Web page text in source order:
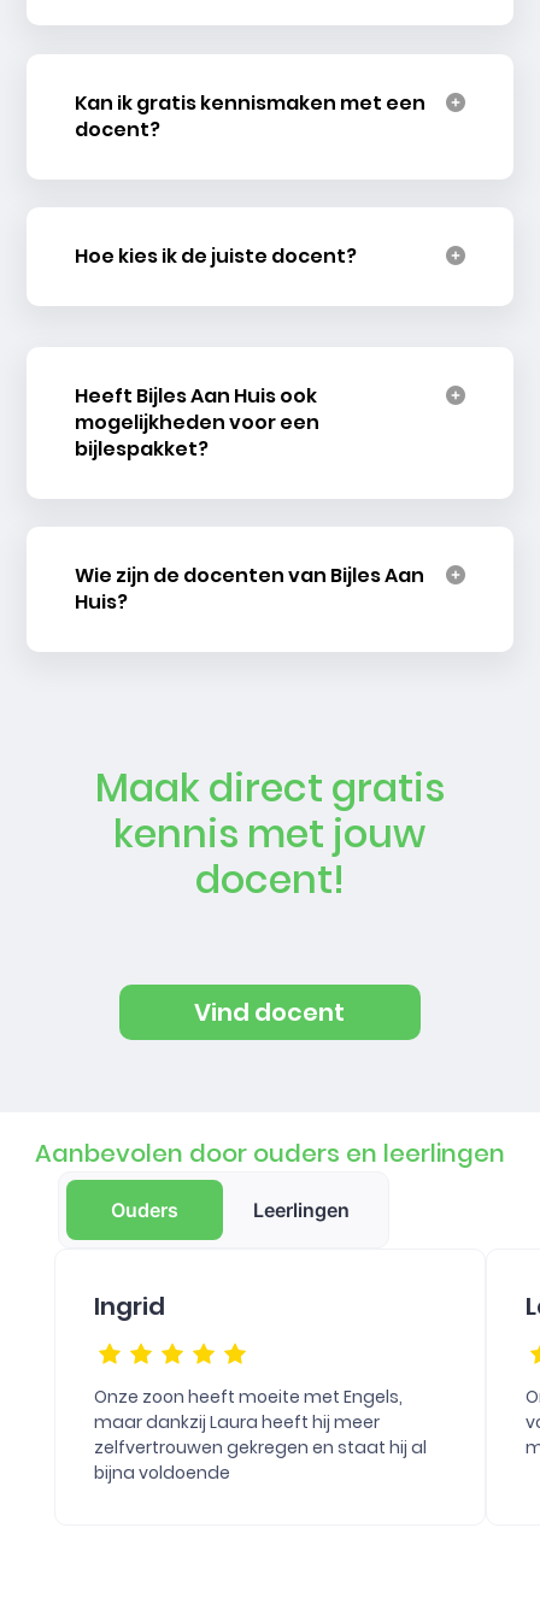
Kan ik gratis kennismaken met een
docent?
Hoe kies ik de juiste docent?
Heeft Bijles Aan Huis ook
mogelijkheden voor een
bijlespakket?
Wie zijn de docenten van Bijles Aan
Huis?
Maak direct gratis
kennis met jouw
docent!
Vind docent
Aanbevolen door ouders en leerlingen
Ouders Leerlingen
Ingrid
Onze zoon heeft moeite met Engels,
maar dankzij Laura heeft hij meer
zelfvertrouwen gekregen en staat hij al
bijna voldoende